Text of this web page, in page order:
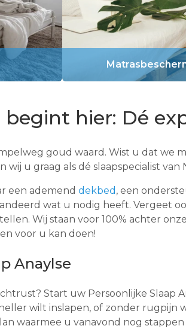
begint hier: Dé
goud waard. Wist u dat we
wij u graag als dé slaapspecialist
een ademend dekbed , een
wat u nodig heeft. Vergeet
Wij staan voor 100% achter
voor u kan doen!
Anaylse
Start uw Persoonlijke Slaap
wilt inslapen, of zonder rugpijn
waarmee u vanavond nog